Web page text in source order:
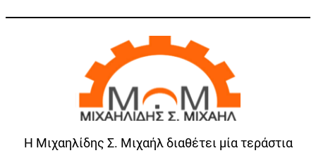
Η Μιχαηλίδης Σ. Μιχαήλ διαθέτει μία τεράστια